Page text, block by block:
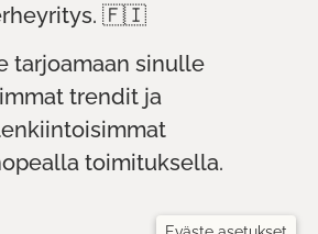
🇫🇮
tarjoamaan sinulle
trendit ja
toimituksella.